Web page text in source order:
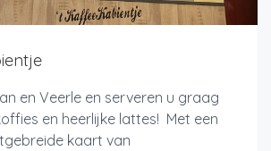
en Veerle en serveren u graag
en heerlijke lattes! Met een
kaart van